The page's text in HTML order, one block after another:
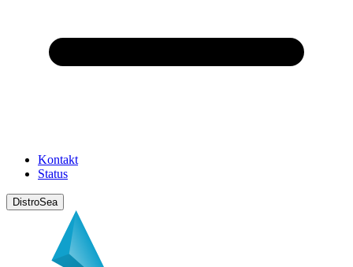
Kontakt
Status
DistroSea